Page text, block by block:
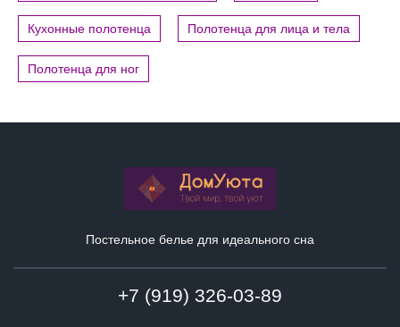
Кухонные полотенца Полотенца для лица и тела
Полотенца для ног
Постельное белье для идеального сна
+7 (919) 326-03-89